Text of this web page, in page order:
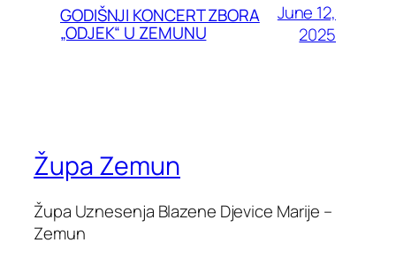
GODIŠNJI KONCERT ZBORA
„ODJEK“ U ZEMUNU
June 12,
2025
Župa Zemun
Župa Uznesenja Blazene Djevice Marije –
Zemun